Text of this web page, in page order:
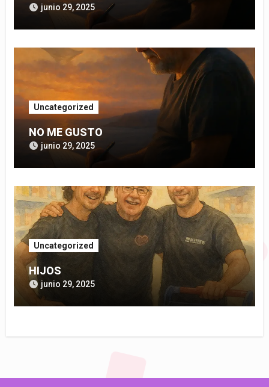
junio 29, 2025
Uncategorized
NO ME GUSTO
junio 29, 2025
Uncategorized
HIJOS
junio 29, 2025